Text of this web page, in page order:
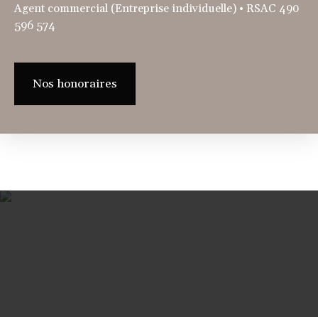
Agent commercial (Entreprise individuelle) • RSAC 490
596 574
Nos honoraires